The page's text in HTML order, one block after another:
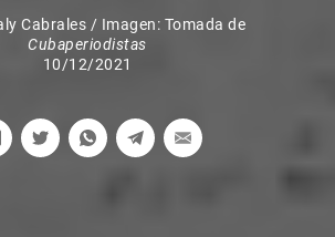
Cabrales / Imagen: Tomada de
Cubaperiodistas
10/12/2021